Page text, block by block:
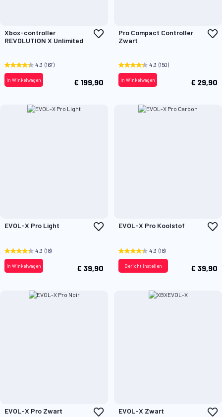
Xbox-controller
REVOLUTION X Unlimited
Voeg
4.3 (167)
€ 199,90
In Winkelwagen
Pro Compact Controller
Zwart
4.3 (150)
€ 29,90
In Winkelwagen
EVOL-X Pro Light
Voeg
verlanglijst
4.3 (18)
€ 39,90
In Winkelwagen
EVOL-X Pro Koolstof
4.3 (18)
€ 39,90
Bericht instellen
EVOL-X Pro Zwart
Voeg EVOL-X Zwart